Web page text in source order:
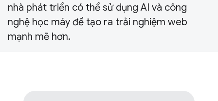
nhà phát triển có thể sử dụng AI và công
nghệ học máy để tạo ra trải nghiệm web
mạnh mẽ hơn.